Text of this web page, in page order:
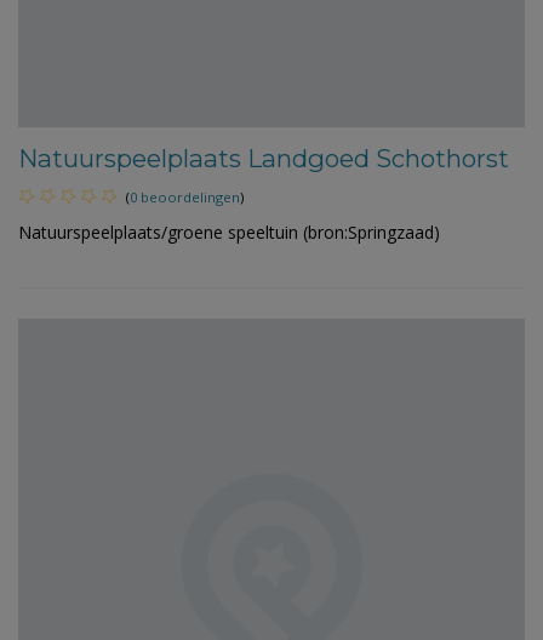
Natuurspeelplaats Landgoed Schothorst
(0 beoordelingen)
Natuurspeelplaats/groene speeltuin (bron:Springzaad)